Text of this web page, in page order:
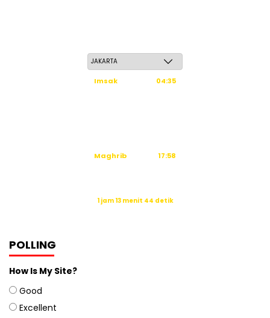
Imsak
04:35
Maghrib
17:58
1 jam 13 menit 43 detik
POLLING
How Is My Site?
Good
Excellent